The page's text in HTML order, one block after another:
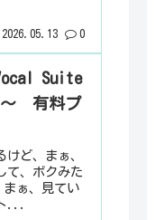
2026.05.13 0
Suite
～ 有料プ
ど、まぁ、
て、ボクみた
まぁ、見てい
...